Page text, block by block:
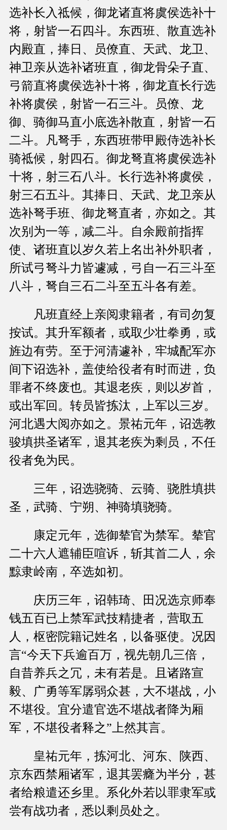
选补长入祗候，御龙诸直将虞侯选补十
将，射皆一石四斗。东西班、散直选补
内殿直，捧日、员僚直、天武、龙卫、
神卫亲从选补诸班直，御龙骨朵子直、
弓箭直将虞侯选补十将，御龙直长行选
补将虞侯，射皆一石三斗。员僚、龙
御、骑御马直小底选补散直，射皆一石
二斗。凡弩手，东西班带甲殿侍选补长
骑祗候，射四石。御龙弩直将虞侯选补
十将，射三石八斗。长行选补将虞侯，
射三石五斗。其捧日、天武、龙卫亲从
选补弩手班、御龙弩直者，亦如之。其
次别为一等，减二斗。自余殿前指挥
使、诸班直以岁久若上名出补外职者，
所试弓弩斗力皆遽减，弓自一石三斗至
八斗，弩自三石二斗至五斗各有差。
凡班直经上亲阅隶籍者，有司勿复
按试。其升军额者，或取少壮拳勇，或
旌边有劳。至于河清遽补，牢城配军亦
间下诏选补，盖使给役者有时而进，负
罪者不终废也。其退老疾，则以岁首，
或出军回。转员皆拣汰，上军以三岁。
河北遇大阅亦如之。景祐元年，诏选教
骏填拱圣诸军，退其老疾为剩员，不任
役者免为民。
三年，诏选骁骑、云骑、骁胜填拱
圣，武骑、宁朔、神骑填骁骑。
康定元年，选御辇官为禁军。辇官
二十六人遮辅臣喧诉，斩其首二人，余
黥隶岭南，卒选如初。
庆历三年，诏韩琦、田况选京师奉
钱五百已上禁军武技精捷者，营取五
人，枢密院籍记姓名，以备驱使。况因
言“今天下兵逾百万，视先朝几三倍，
自昔养兵之冗，未有若是。且诸路宣
毅、广勇等军孱弱众甚，大不堪战，小
不堪役。宜分遣官选不堪战者降为厢
军，不堪役者释之”上然其言。
皇祐元年，拣河北、河东、陕西、
京东西禁厢诸军，退其罢癃为半分，甚
者给粮遣还乡里。系化外若以罪隶军或
尝有战功者，悉以剩员处之。